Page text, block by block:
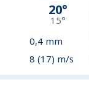
20°
15°
0,4mm
8 (17) m/s